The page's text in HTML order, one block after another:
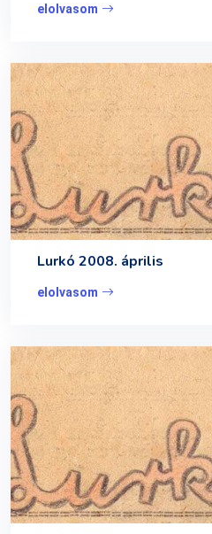
elolvasom
Lurkó 2008. április
elolvasom